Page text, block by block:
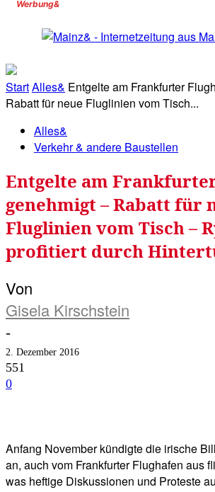
Werbung&
StartAlles& Entgelte am Frankfurter
Rabatt für neue Fluglinien vom Tisch...
Alles&
Verkehr & andere Baustellen
Entgelte am
genehmigt – Rabatt für
Fluglinien vom Tisch –
profitiert durch
Von
Gisela Kirschstein
-
2. Dezember 2016
551
0
Anfang November kündigte die irische
an, auch vom Frankfurter Flughafen aus
was heftige Diskussionen und Proteste